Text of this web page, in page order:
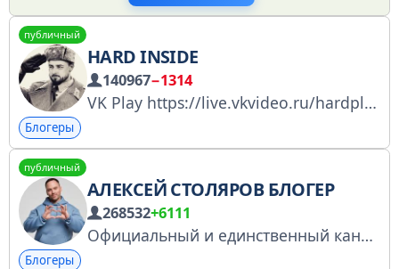
публичный
HARD INSIDE
140967−1314
VK Play https://live.vkvideo.ru/hardplay YouTube https://youtube.com/@hardplayyt Twitch https://twitch.tv/hardgamechannel Instagram http://instagram.com/hard.inst
Блогеры
публичный
АЛЕКСЕЙ СТОЛЯРОВ БЛОГЕР
268532+6111
Официальный и единственный канал Алексея Столярова! Реклама/PR: stolyarov@easyagency.ru №5665884633 https://knd.gov.ru/license?id=6738ed466afad41667c20036&registryType=bloggersPermission
Блогеры